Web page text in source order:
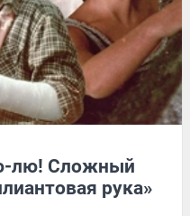
лю! Сложный
рука»